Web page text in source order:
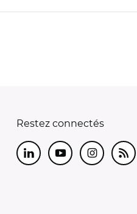
Restez connectés
LinkedInYoutubeInstagram
RSS